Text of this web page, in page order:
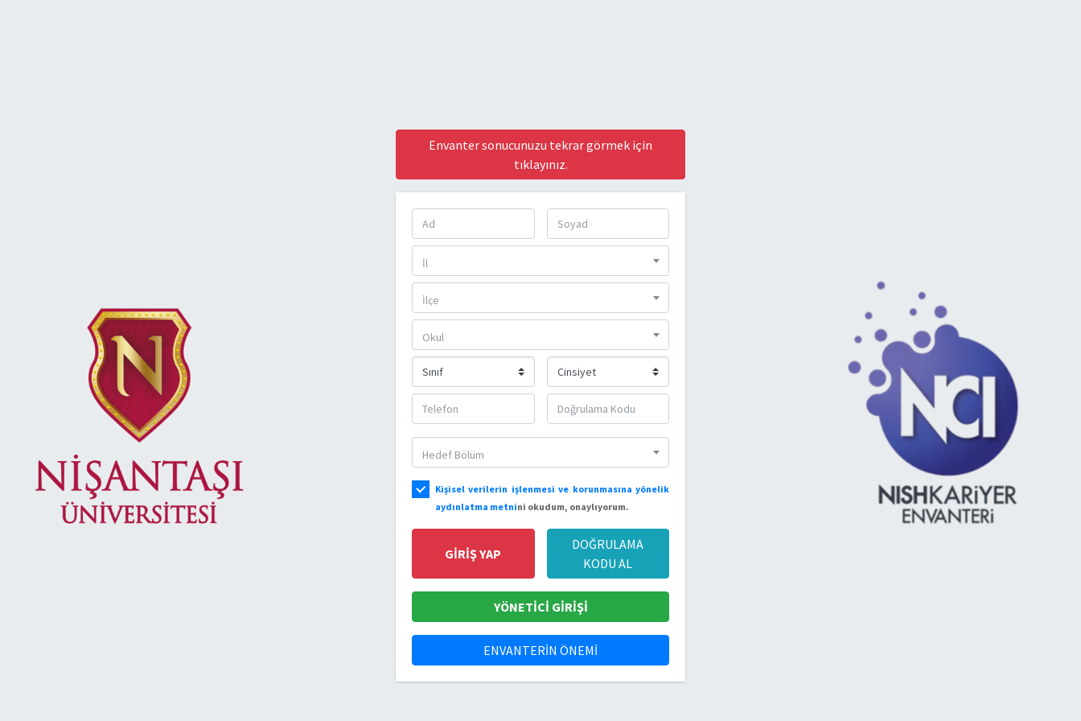
Envanter sonucunuzu tekrar görmek için
tıklayınız.
İl
İlçe
Okul
Hedef Bölüm
Kişisel verilerin işlenmesi ve korunmasına yönelik
aydınlatma metnini okudum, onaylıyorum.
GİRİŞ YAP
DOĞRULAMA
KODU AL
YÖNETİCİ GİRİŞİ
ENVANTERİN ÖNEMİ